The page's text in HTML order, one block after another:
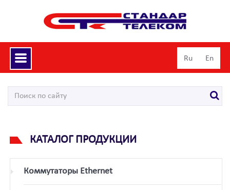
Toggle
navigation
Ru En
КАТАЛОГ ПРОДУКЦИИ
Коммутаторы Ethernet